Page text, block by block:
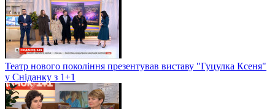
Театр нового покоління презентував виставу "Гуцулка Ксеня"
у Сніданку з 1+1